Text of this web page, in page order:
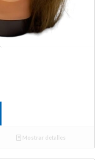
Mostrar detalles